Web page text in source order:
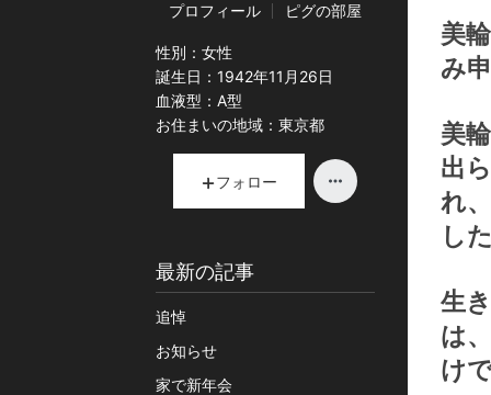
美
み
美
出
れ
し
生
は
け
プロフィール
ピグの部屋
性別： 女性
誕生日： 1942年11月26日
血液型： A型
お住まいの地域： 東京都
フォロー
最新の記事
追悼
お知らせ
家で新年会